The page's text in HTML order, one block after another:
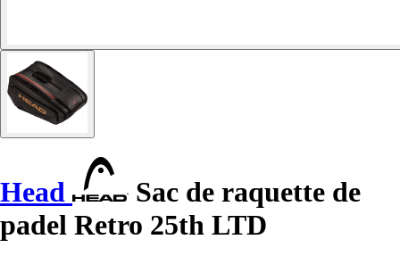
Head
Sac de raquette de
padel Retro 25th LTD